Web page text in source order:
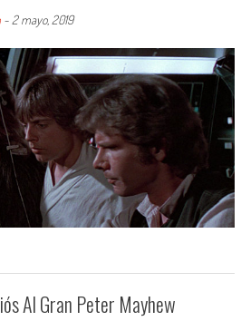
- 2 mayo, 2019
Al Gran Peter Mayhew